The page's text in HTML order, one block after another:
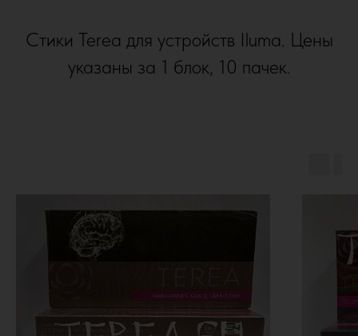
Стики Terea для устройств Iluma. Цены
указаны за 1 блок, 10 пачек.